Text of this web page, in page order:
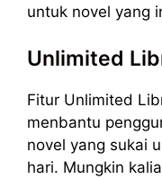
untuk novel yang
Unlimited
Fitur Unlimited
menbantu
novel yang sukai
hari. Mungkin